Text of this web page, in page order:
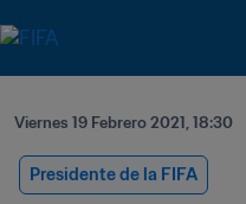
Viernes 19 Febrero 2021, 18:30
Presidente de la FIFA